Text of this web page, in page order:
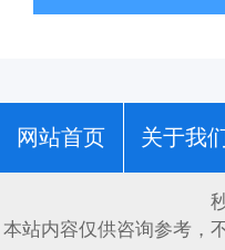
网站首页 关于我
本站内容仅供咨询参考，